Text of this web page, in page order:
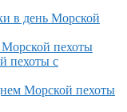
в день Морской
Морской пехоты
пехоты с
Морской пехоты